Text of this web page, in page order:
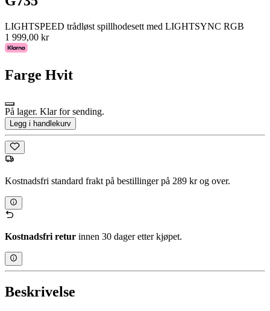
LIGHTSPEED trådløst spillhodesett med LIGHTSYNC RGB
1 999,00 kr
Farge Hvit
På lager. Klar for sending.
Legg i handlekurv
Kostnadsfri standard frakt på bestillinger på 289 kr og over.
Kostnadsfri retur innen 30 dager etter kjøpet.
Beskrivelse